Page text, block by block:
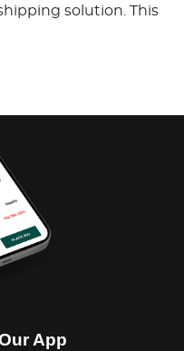
solution. This
App